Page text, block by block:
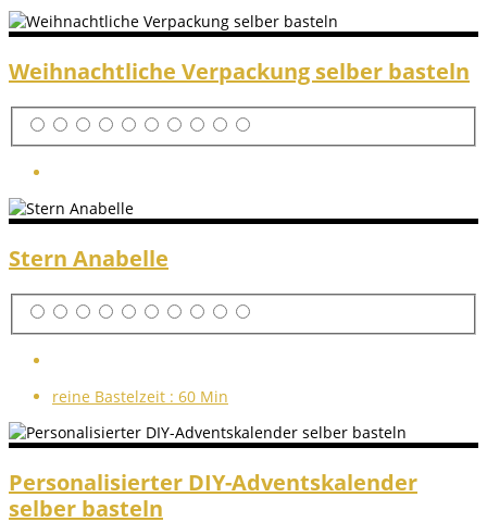
Weihnachtliche Verpackung selber basteln
Stern Anabelle
reine Bastelzeit : 60 Min
Personalisierter DIY-Adventskalender
selber basteln